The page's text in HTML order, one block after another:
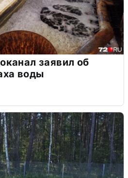
заявил об
воды